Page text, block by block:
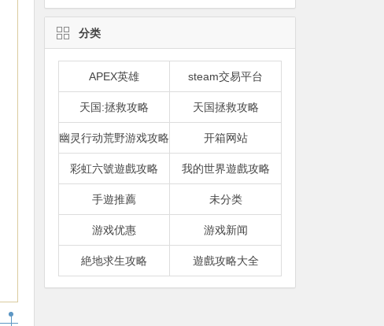
分类
APEX英雄 steam交易平台
天国:拯救攻略 天国拯救攻略
幽灵行动荒野游戏攻略 开箱网站
彩虹六號遊戲攻略 我的世界遊戲攻略
手遊推薦 未分类
游戏优惠 游戏新闻
絶地求生攻略 遊戲攻略大全